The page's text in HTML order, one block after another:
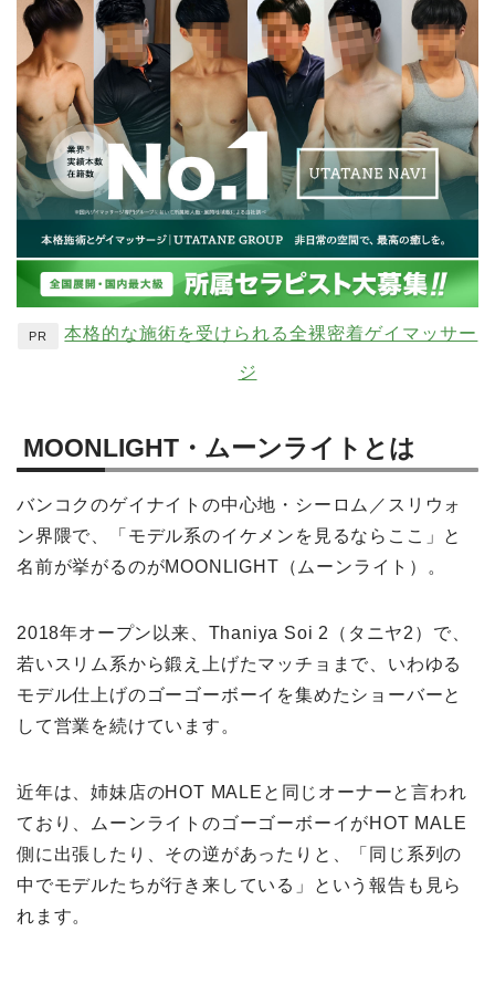
PR 本格的な施術を受けられる全裸密着ゲイマッサー
ジ
MOONLIGHT・ムーンライトとは
バンコクのゲイナイトの中心地・シーロム／スリウォ
ン界隈で、「モデル系のイケメンを見るならここ」と
名前が挙がるのがMOONLIGHT（ムーンライト）。
2018年オープン以来、Thaniya Soi 2（タニヤ2）で、
若いスリム系から鍛え上げたマッチョまで、いわゆる
モデル仕上げのゴーゴーボーイを集めたショーバーと
して営業を続けています。
近年は、姉妹店のHOT MALEと同じオーナーと言われ
ており、ムーンライトのゴーゴーボーイがHOT MALE
側に出張したり、その逆があったりと、「同じ系列の
中でモデルたちが行き来している」という報告も見ら
れます。